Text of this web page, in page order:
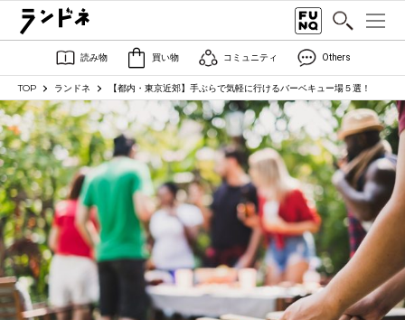
読み物 買い物 コミュニティ Others
TOP ランドネ 【都内・東京近郊】手ぶらで気軽に行けるバーベキュー場５選！